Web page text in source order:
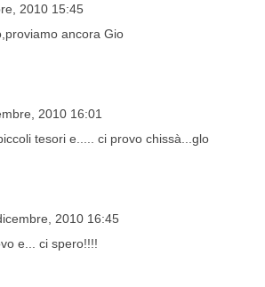
2010 15:45
ancora Gio
2010 16:01
tesori e..... ci provo chissà...glo
2010 16:45
e... ci spero!!!!